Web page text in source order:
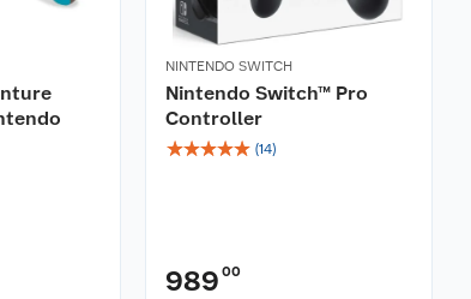
NINTENDO SWITCH
Nintendo Switch™ Pro
Controller
☆☆☆☆☆ (14)
989 00